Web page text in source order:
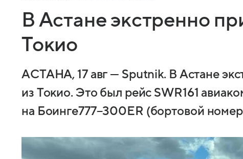
В Астане экстренно
Токио
АСТАНА, 17 авг — Sputnik. В Астане
из Токио. Это был рейс SWR161
на Боинге777−300ER (бортовой